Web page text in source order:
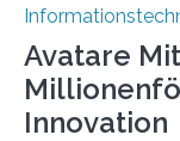
Avatare
Innovation